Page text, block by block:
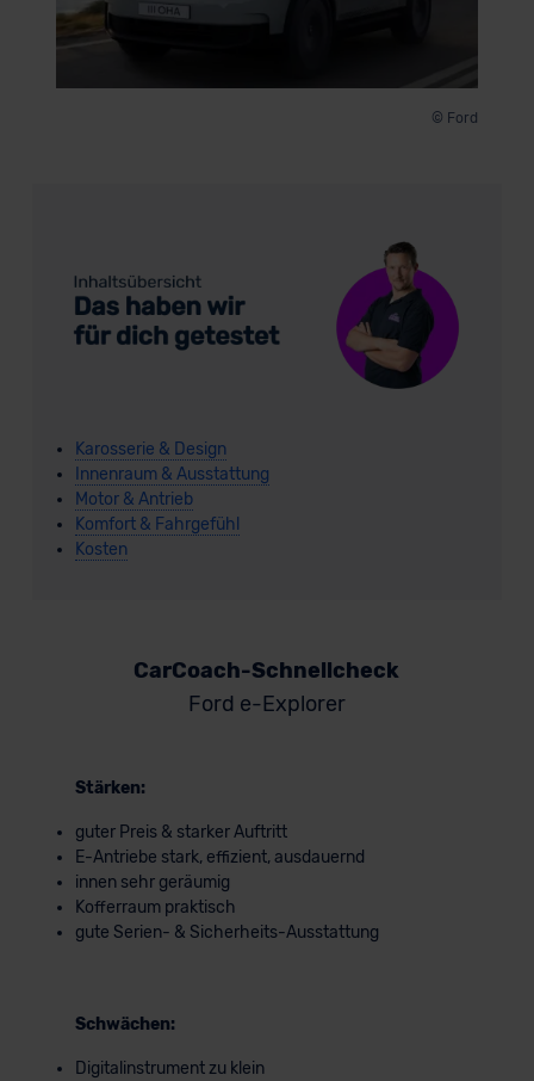
© Ford
Karosserie & Design
Innenraum & Ausstattung
Motor & Antrieb
Komfort & Fahrgefühl
Kosten
CarCoach-Schnellcheck
Ford e-Explorer
Stärken:
guter Preis & starker Auftritt
E-Antriebe stark, effizient, ausdauernd
innen sehr geräumig
Kofferraum praktisch
gute Serien- & Sicherheits-Ausstattung
Schwächen:
Digitalinstrument zu klein